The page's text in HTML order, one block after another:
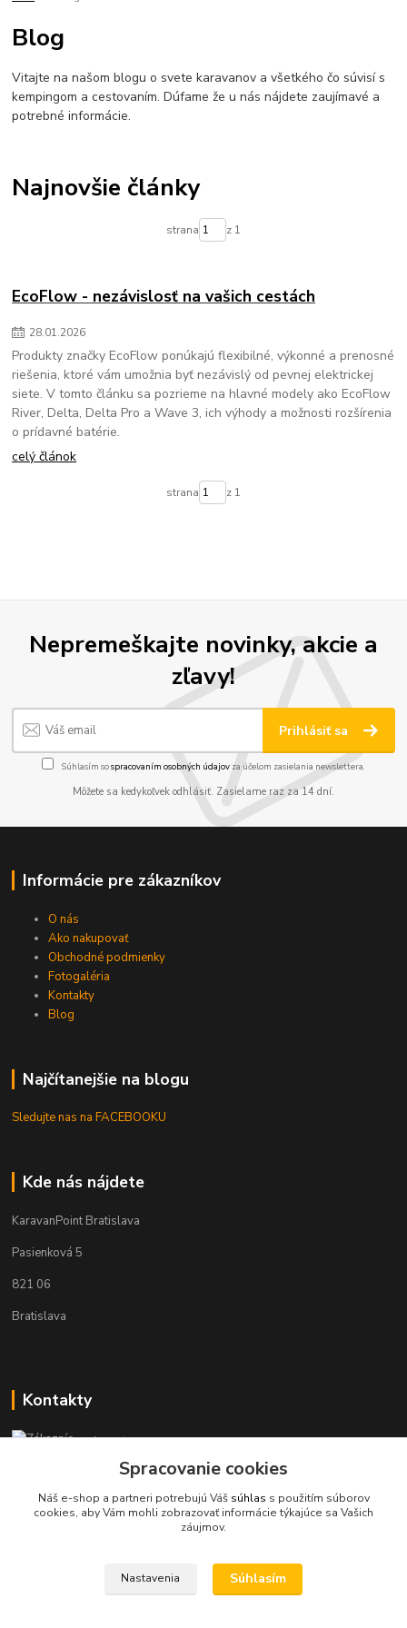
napajaniekarvanu
Blog
Vitajte na našom blogu o svete karavanov a všetkého čo súvisí s
kempingom a cestovaním. Dúfame že u nás nájdete zaujímavé a
potrebné informácie.
Najnovšie články
strana z 1
EcoFlow - nezávislosť na vašich cestách
28.01.2026
Produkty značky EcoFlow ponúkajú flexibilné, výkonné a prenosné
riešenia, ktoré vám umožnia byť nezávislý od pevnej elektrickej
siete. V tomto článku sa pozrieme na hlavné modely ako EcoFlow
River, Delta, Delta Pro a Wave 3, ich výhody a možnosti rozšírenia
o prídavné batérie.
celý článok
strana z 1
Nepremeškajte novinky, akcie a
zľavy!
Prihlásiť sa
Súhlasím sospracovaním osobných údajov za účelom zasielania newslettera.
Môžete sa kedykoľvek odhlásiť. Zasielame raz za 14 dní.
Informácie pre zákazníkov
O nás
Ako nakupovať
Obchodné podmienky
Fotogaléria
Kontakty
Blog
Najčítanejšie na blogu
Sledujte nas na FACEBOOKU
Kde nás nájdete
KaravanPoint Bratislava
Pasienková 5
821 06
Bratislava
Kontakty
Zákaznícka podpora KaravanPoint
+421902309993
(Po-Pia, 9-18 hod.)
info@karavanpoint.sk
Spracovanie cookies
Náš e-shop a partneri potrebujú Váš súhlas s použitím súborov
cookies, aby Vám mohli zobrazovať informácie týkajúce sa Vašich
záujmov.
Nastavenia Súhlasím